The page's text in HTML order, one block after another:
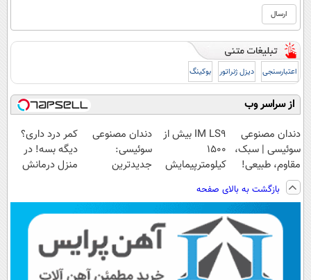
اعتبارسنجی دیزل ژنراتور بوکینگ
از سراسر وب
دندان مصنوعی
سوئیسی | سبک،
مقاوم، طبیعی!
ویزیت
رایگان+پرداخت
اقساطی😍
IM LS9 بیش از
1500
کیلومترپیمایش
دندان مصنوعی
سوئیسی:
جدیدترین
پرداخت قسطی
کمر درد داری؟
دیگه بسه! در
منزل درمانش
بازگشت به بالای صفحه